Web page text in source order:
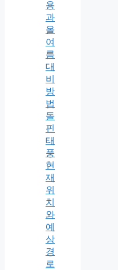
용
과
올
여
름
대
비
방
법
돌
핀
태
풍
현
재
위
치
와
예
상
경
로